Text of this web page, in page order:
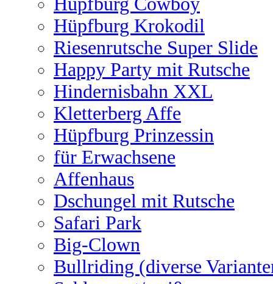
Hüpfburg Krokodil
Riesenrutsche Super Slide
Happy Party mit Rutsche
Hindernisbahn XXL
Kletterberg Affe
Hüpfburg Prinzessin
für Erwachsene
Affenhaus
Dschungel mit Rutsche
Safari Park
Big-Clown
Bullriding (diverse